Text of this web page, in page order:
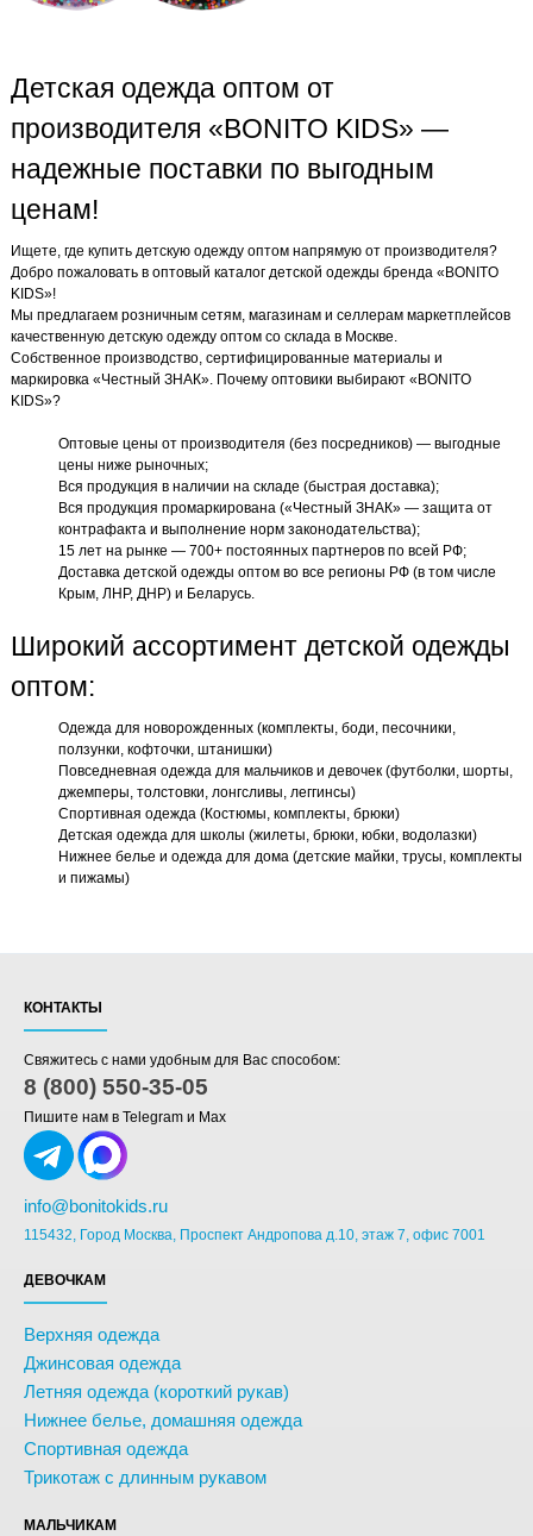
Детская одежда оптом от
производителя «BONITO KIDS» —
надежные поставки по выгодным
ценам!
Ищете, где купить детскую одежду оптом напрямую от производителя?
Добро пожаловать в оптовый каталог детской одежды бренда «BONITO
KIDS»!
Мы предлагаем розничным сетям, магазинам и селлерам маркетплейсов
качественную детскую одежду оптом со склада в Москве.
Собственное производство, сертифицированные материалы и
маркировка «Честный ЗНАК». Почему оптовики выбирают «BONITO
KIDS»?
Оптовые цены от производителя (без посредников) — выгодные
цены ниже рыночных;
Вся продукция в наличии на складе (быстрая доставка);
Вся продукция промаркирована («Честный ЗНАК» — защита от
контрафакта и выполнение норм законодательства);
15 лет на рынке — 700+ постоянных партнеров по всей РФ;
Доставка детской одежды оптом во все регионы РФ (в том числе
Крым, ЛНР, ДНР) и Беларусь.
Широкий ассортимент детской одежды
оптом:
Одежда для новорожденных (комплекты, боди, песочники,
ползунки, кофточки, штанишки)
Повседневная одежда для мальчиков и девочек (футболки, шорты,
джемперы, толстовки, лонгсливы, леггинсы)
Спортивная одежда (Костюмы, комплекты, брюки)
Детская одежда для школы (жилеты, брюки, юбки, водолазки)
Нижнее белье и одежда для дома (детские майки, трусы, комплекты
и пижамы)
КОНТАКТЫ
Свяжитесь с нами удобным для Вас способом:
8 (800) 550-35-05
Пишите нам в Telegram и Max
info@bonitokids.ru
115432, Город Москва, Проспект Андропова д.10, этаж 7, офис 7001
ДЕВОЧКАМ
Верхняя одежда
Джинсовая одежда
Летняя одежда (короткий рукав)
Нижнее белье, домашняя одежда
Спортивная одежда
Трикотаж с длинным рукавом
МАЛЬЧИКАМ